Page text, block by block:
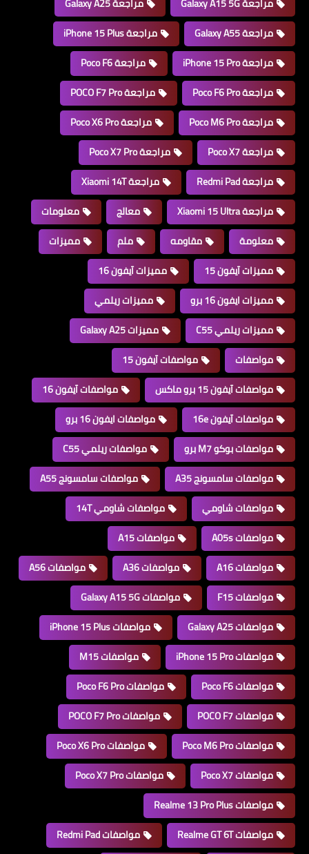
مراجعة Galaxy A55
مراجعة iPhone 15 Plus
مراجعة iPhone 15 Pro
مراجعة Poco F6
مراجعة Poco F6 Pro
مراجعة POCO F7 Pro
مراجعة Poco M6 Pro
مراجعة Poco X6 Pro
مراجعة Poco X7
مراجعة Poco X7 Pro
مراجعة Redmi Pad
مراجعة Xiaomi 14T
مراجعة Xiaomi 15 Ultra
معالج
معلومات
معلومة
مقاومه ملم
مميزات
مميزات آيفون 15
مميزات آيفون 16
مميزات ايفون 16 برو
مميزات ريلمي
مميزات ريلمي C55
مميزات Galaxy A25
مواصفات
مواصفات آيفون 15
مواصفات آيفون 15 برو ماكس
مواصفات آيفون 16
مواصفات آيفون 16e
مواصفات ايفون 16 برو
مواصفات بوكو M7 برو
مواصفات ريلمي C55
مواصفات سامسونج A35
مواصفات سامسونج A55
مواصفات شاومي
مواصفات شاومي 14T
مواصفات A05s
مواصفات A15
مواصفات A16
مواصفات A36
مواصفات A56
مواصفات F15
مواصفات Galaxy A15 5G
مواصفات Galaxy A25
مواصفات iPhone 15 Plus
مواصفات iPhone 15 Pro
مواصفات M15
مواصفات Poco F6
مواصفات Poco F6 Pro
مواصفات POCO F7
مواصفات POCO F7 Pro
مواصفات Poco M6 Pro
مواصفات Poco X6 Pro
مواصفات Poco X7
مواصفات Poco X7 Pro
مواصفات Realme 13 Pro Plus
مواصفات Realme GT 6T
مواصفات Redmi Pad